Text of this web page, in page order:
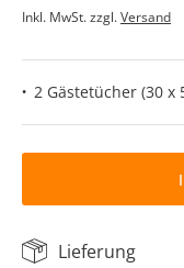
Inkl. MwSt. zzgl.Versand
2 Gästetücher (30 x
Lieferung